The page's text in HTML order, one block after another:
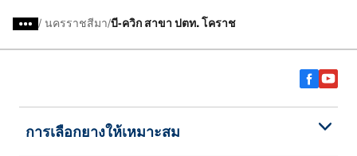
/ นครราชสีมา บี-ควิก สาขา ปตท. โคราช
การเลือกยางให้เหมาะสม